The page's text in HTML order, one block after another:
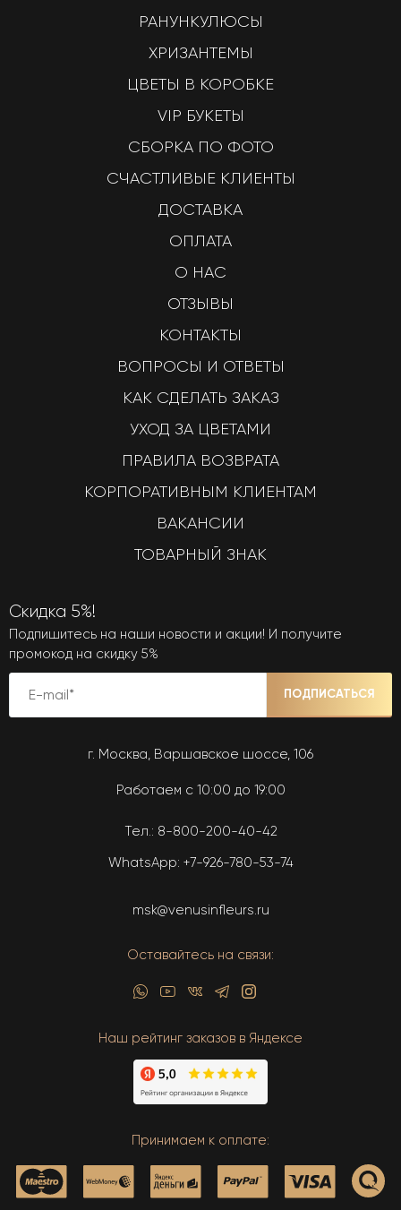
РАНУНКУЛЮСЫ
ХРИЗАНТЕМЫ
ЦВЕТЫ В КОРОБКЕ
VIP БУКЕТЫ
СБОРКА ПО ФОТО
СЧАСТЛИВЫЕ КЛИЕНТЫ
ДОСТАВКА
ОПЛАТА
О НАС
ОТЗЫВЫ
КОНТАКТЫ
ВОПРОСЫ И ОТВЕТЫ
КАК СДЕЛАТЬ ЗАКАЗ
УХОД ЗА ЦВЕТАМИ
ПРАВИЛА ВОЗВРАТА
КОРПОРАТИВНЫМ КЛИЕНТАМ
ВАКАНСИИ
ТОВАРНЫЙ ЗНАК
Скидка 5%!
Подпишитесь на наши новости и акции! И получите
промокод на скидку 5%
ПОДПИСАТЬСЯ
г. Москва, Варшавское шоссе, 106
Работаем с 10:00 до 19:00
Тел.: 8-800-200-40-42
WhatsApp: +7-926-780-53-74
msk@venusinfleurs.ru
Оставайтесь на связи:
Наш рейтинг заказов в Яндексе
Принимаем к оплате: